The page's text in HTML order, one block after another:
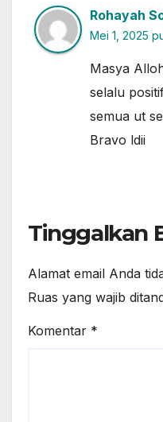
Rohayah
Mei 1, 2025
Masya
selalu
semua ut
Bravo ldii
Tinggalkan
Alamat email Anda
Ruas yang wajib
Komentar *